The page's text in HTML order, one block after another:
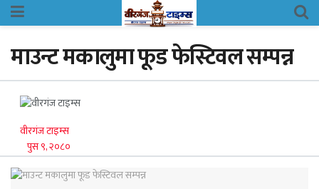
माउन्ट मकालुमा फूड फेस्टिवल सम्पन्न
वीरगंज टाइम्स
पुस ९, २०८०